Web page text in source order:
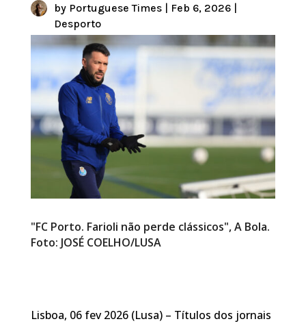
by Portuguese Times| Feb 6, 2026|
Desporto
"FC Porto. Farioli não perde clássicos", A Bola.
Foto: JOSÉ COELHO/LUSA
Lisboa, 06 fev 2026 (Lusa) – Títulos dos jornais